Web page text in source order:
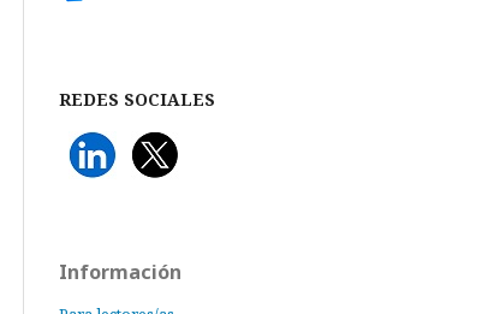
REDES SOCIALES
Información